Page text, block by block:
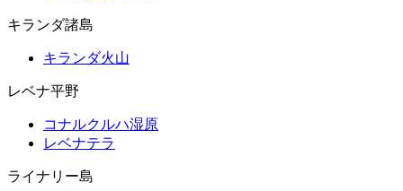
キランダ諸島
キランダ火山
レベナ平野
コナルクルハ湿原
レベナテラ
ライナリー島